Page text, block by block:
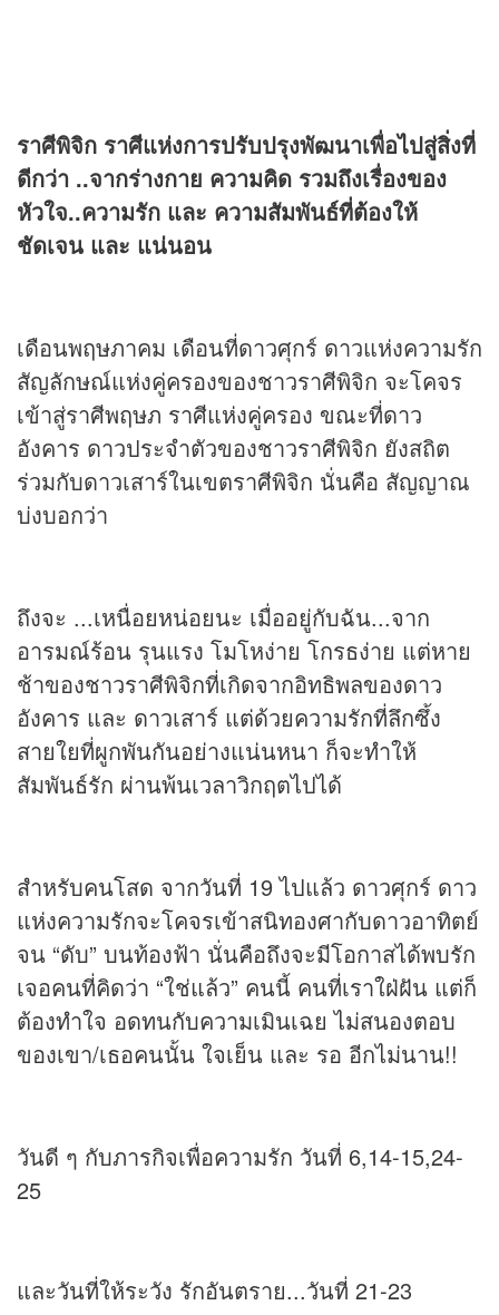
ราศีพิจิก ราศีแห่งการปรับปรุงพัฒนาเพื่อไปสู่สิ่งที่
ดีกว่า ..จากร่างกาย ความคิด รวมถึงเรื่องของ
หัวใจ..ความรัก และ ความสัมพันธ์ที่ต้องให้
ชัดเจน และ แน่นอน
เดือนพฤษภาคม เดือนที่ดาวศุกร์ ดาวแห่งความรัก
สัญลักษณ์แห่งคู่ครองของชาวราศีพิจิก จะโคจร
เข้าสู่ราศีพฤษภ ราศีแห่งคู่ครอง ขณะที่ดาว
อังคาร ดาวประจำตัวของชาวราศีพิจิก ยังสถิต
ร่วมกับดาวเสาร์ในเขตราศีพิจิก นั่นคือ สัญญาณ
บ่งบอกว่า
ถึงจะ ...เหนื่อยหน่อยนะ เมื่ออยู่กับฉัน...จาก
อารมณ์ร้อน รุนแรง โมโหง่าย โกรธง่าย แต่หาย
ช้าของชาวราศีพิจิกที่เกิดจากอิทธิพลของดาว
อังคาร และ ดาวเสาร์ แต่ด้วยความรักที่ลึกซึ้ง
สายใยที่ผูกพันกันอย่างแน่นหนา ก็จะทำให้
สัมพันธ์รัก ผ่านพ้นเวลาวิกฤตไปได้
สำหรับคนโสด จากวันที่ 19 ไปแล้ว ดาวศุกร์ ดาว
แห่งความรักจะโคจรเข้าสนิทองศากับดาวอาทิตย์
จน “ดับ” บนท้องฟ้า นั่นคือถึงจะมีโอกาสได้พบรัก
เจอคนที่คิดว่า “ใช่แล้ว” คนนี้ คนที่เราใฝ่ฝัน แต่ก็
ต้องทำใจ อดทนกับความเมินเฉย ไม่สนองตอบ
ของเขา/เธอคนนั้น ใจเย็น และ รอ อีกไม่นาน!!
วันดี ๆ กับภารกิจเพื่อความรัก วันที่ 6,14-15,24-
25
และวันที่ให้ระวัง รักอันตราย...วันที่ 21-23